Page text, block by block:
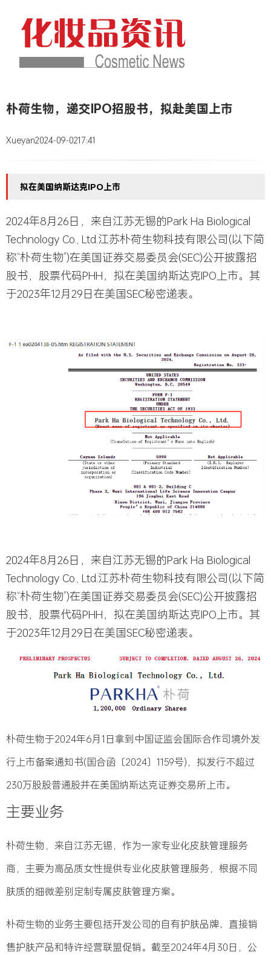
朴荷生物，递交IPO招股书，拟赴美国上市
Xueyan2024-09-0217:41
拟在美国纳斯达克IPO上市
2024年8月26日，来自江苏无锡的Park Ha Biological
Technology Co., Ltd.江苏朴荷生物科技有限公司(以下简
称“朴荷生物”)在美国证券交易委员会(SEC)公开披露招
股书，股票代码PHH，拟在美国纳斯达克IPO上市。其
于2023年12月29日在美国SEC秘密递表。
2024年8月26日，来自江苏无锡的Park Ha Biological
Technology Co., Ltd.江苏朴荷生物科技有限公司(以下简
称“朴荷生物”)在美国证券交易委员会(SEC)公开披露招
股书，股票代码PHH，拟在美国纳斯达克IPO上市。其
于2023年12月29日在美国SEC秘密递表。
朴荷生物于2024年6月1日拿到中国证监会国际合作司境外发
行上市备案通知书(国合函〔2024〕1159号)，拟发行不超过
230万股股普通股并在美国纳斯达克证券交易所上市。
主要业务
朴荷生物 ，来自江苏无锡，作为一家专业化皮肤管理服务
商，主要为高品质女性提供专业化皮肤管理服务，根据不同
肤质的细微差别定制专属皮肤管理方案。
朴荷生物的业务主要包括开发公司的自有护肤品牌、直接销
售护肤产品和特许经营联盟促销。截至2024年4月30日，公